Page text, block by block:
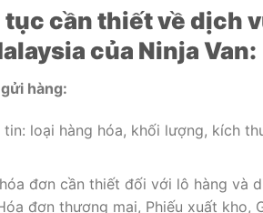
tục cần thiết về dịch
của Ninja Van:
hàng:
loại hàng hóa, khối lượng, kích
đơn cần thiết đối với lô hàng và
đơn thương mại, Phiếu xuất kho,